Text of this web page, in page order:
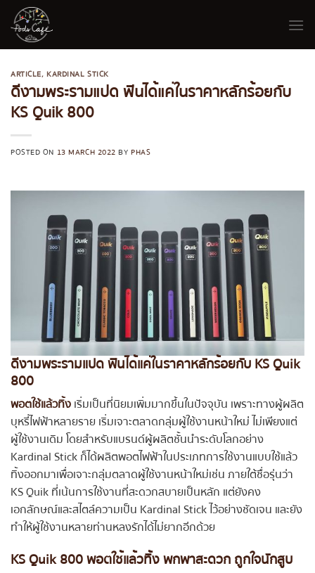
Skip
content
ARTICLE,KARDINAL STICK
ดีงามพระรามแปด ฟินได้แค่ในราคาหลักร้อยกับ
KS Quik 800
POSTED ON 13 MARCH 2022 BYPHAS
ดีงามพระรามแปด ฟินได้แค่ในราคาหลักร้อยกับ KS Quik
800
พอตใช้แล้วทิ้งเริ่มเป็นที่นิยมเพิ่มมากขึ้นในปัจจุบัน เพราะทางผู้ผลิต
บุหรี่ไฟฟ้าหลายราย เริ่มเจาะตลาดกลุ่มผู้ใช้งานหน้าใหม่ ไม่เพียงแต่
ผู้ใช้งานเดิม โดยสำหรับแบรนด์ผู้ผลิตชั้นนำระดับโลกอย่าง
Kardinal Stick ก็ได้ผลิตพอตไฟฟ้าในประเภทการใช้งานแบบใช้แล้ว
ทิ้งออกมาเพื่อเจาะกลุ่มตลาดผู้ใช้งานหน้าใหม่เช่น ภายใต้ชื่อรุ่นว่า
KS Quik ที่เน้นการใช้งานที่สะดวกสบายเป็นหลัก แต่ยังคง
เอกลักษณ์และสไตล์ความเป็น Kardinal Stick ไว้อย่างชัดเจน และยัง
ทำให้ผู้ใช้งานหลายท่านหลงรักได้ไม่ยากอีกด้วย
KS Quik 800 พอตใช้แล้วทิ้ง พกพาสะดวก ถูกใจนักสูบ